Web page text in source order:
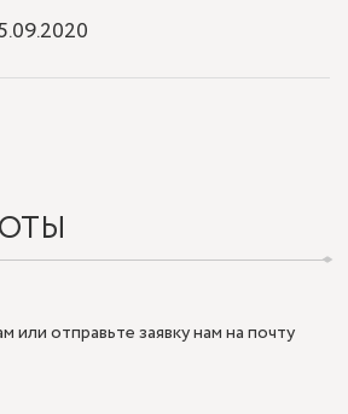
или отправьте заявку нам на почту